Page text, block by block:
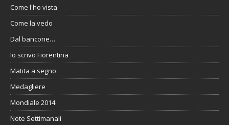
Come l'ho vista
Come la vedo
Dal bancone…
Io scrivo Fiorentina
Matita a segno
Medagliere
Mondiale 2014
Note Settimanali